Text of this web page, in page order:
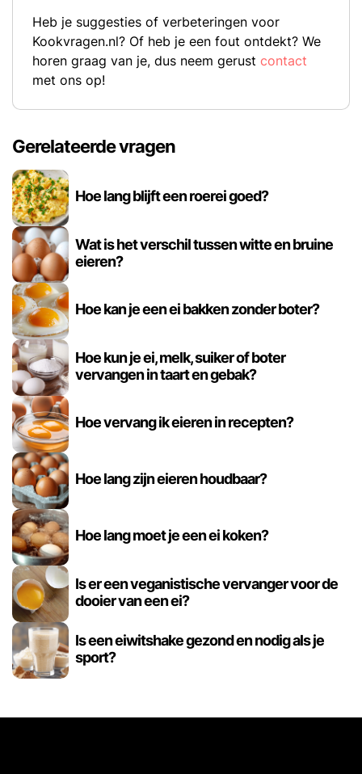
Heb je suggesties of verbeteringen voor
Kookvragen.nl? Of heb je een fout ontdekt? We
horen graag van je, dus neem gerust contact
met ons op!
Gerelateerde vragen
Hoe lang blijft een roerei goed?
Wat is het verschil tussen witte en bruine
eieren?
Hoe kan je een ei bakken zonder boter?
Hoe kun je ei, melk, suiker of boter
vervangen in taart en gebak?
Hoe vervang ik eieren in recepten?
Hoe lang zijn eieren houdbaar?
Hoe lang moet je een ei koken?
Is er een veganistische vervanger voor de
dooier van een ei?
Is een eiwitshake gezond en nodig als je
sport?